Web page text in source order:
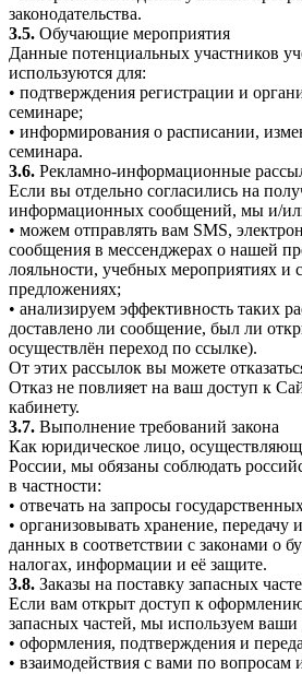
законодательства.
3.5. Обучающие мероприятия
Данные потенциальных участников
используются для:
• подтверждения регистрации и
семинаре;
• информирования о расписании,
семинара.
3.6. Рекламно-информационные
Если вы отдельно согласились на
информационных сообщений, мы и/
• можем отправлять вам SMS,
сообщения в мессенджерах о нашей
лояльности, учебных мероприятиях и
предложениях;
• анализируем эффективность таких
доставлено ли сообщение, был ли
осуществлён переход по ссылке).
От этих рассылок вы можете
Отказ не повлияет на ваш доступ к
кабинету.
3.7. Выполнение требований закона
Как юридическое лицо,
России, мы обязаны соблюдать
в частности:
• отвечать на запросы
• организовывать хранение, передачу
данных в соответствии с законами о
налогах, информации и её защите.
3.8. Заказы на поставку запасных
Если вам открыт доступ к оформлению
запасных частей, мы используем
• оформления, подтверждения и
• взаимодействия с вами по вопросам